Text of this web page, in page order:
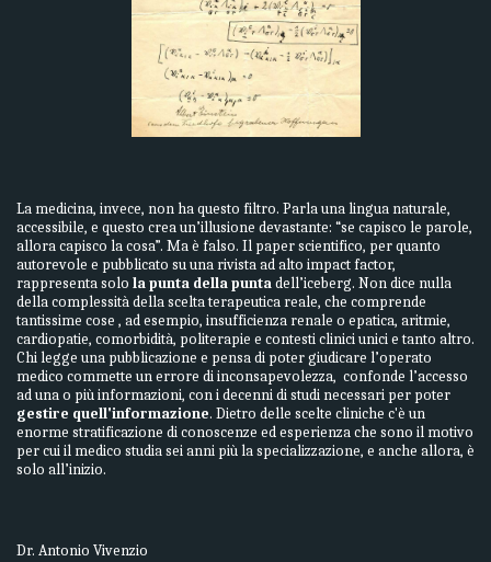
La medicina, invece, non ha questo filtro. Parla una lingua naturale,
accessibile, e questo crea un’illusione devastante: “se capisco le parole,
allora capisco la cosa”. Ma è falso. Il paper scientifico, per quanto
autorevole e pubblicato su una rivista ad alto impact factor,
rappresenta solo la punta della puntadell’iceberg. Non dice nulla
della complessità della scelta terapeutica reale, che comprende
tantissime cose , ad esempio, insufficienza renale o epatica, aritmie,
cardiopatie, comorbidità, politerapie e contesti clinici unici e tanto altro.
Chi legge una pubblicazione e pensa di poter giudicare l’operato
medico commette un errore di inconsapevolezza, confonde l’accesso
ad una o più informazioni, con i decenni di studi necessari per poter
gestire quell'informazione. Dietro delle scelte cliniche c'è un
enorme stratificazione di conoscenze ed esperienza che sono il motivo
per cui il medico studia sei anni più la specializzazione, e anche allora, è
solo all’inizio.
Dr. Antonio Vivenzio